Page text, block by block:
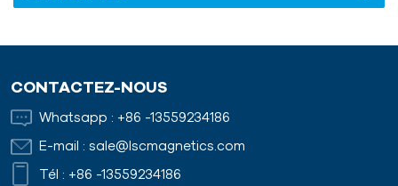
CONTACTEZ-NOUS
Whatsapp : +86 -13559234186
E-mail : sale@lscmagnetics.com
Tél : +86 -13559234186